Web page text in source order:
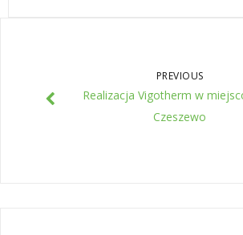
PREVIOUS
Realizacja Vigotherm w
Czeszewo